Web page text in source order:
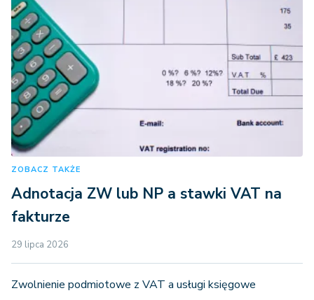
ZOBACZ TAKŻE
Adnotacja ZW lub NP a stawki VAT na
fakturze
29 lipca 2026
Zwolnienie podmiotowe z VAT a usługi księgowe